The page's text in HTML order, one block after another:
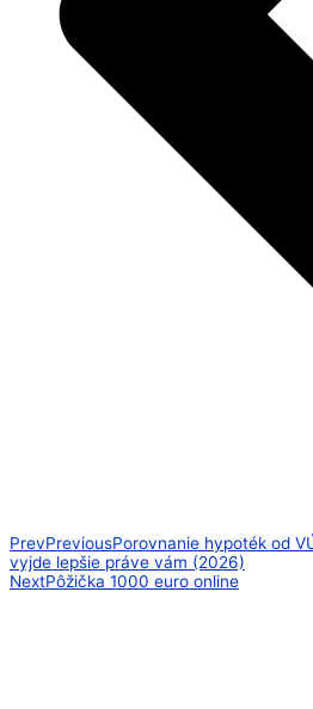
PrevPreviousPorovnanie hypoték od
vyjde lepšie práve vám (2026)
NextPôžička 1000 euro online